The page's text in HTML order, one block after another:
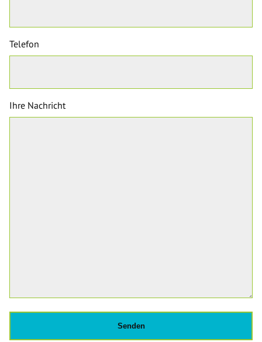
Telefon
Ihre Nachricht